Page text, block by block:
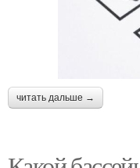
читать дальше →